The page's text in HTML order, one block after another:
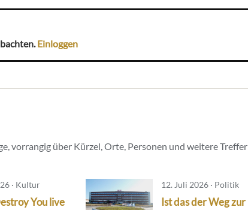
Einloggen
vorrangig über Kürzel, Orte, Personen und weitere Treffer
· Kultur
You live
12. Juli 2026 · Politik
Ist das der Weg zur